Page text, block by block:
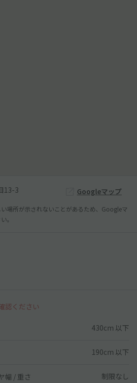
13-3 Googleマップ
場所が示されないことがあるため、Googleマ
。
認ください
430cm 以下
190cm 以下
幅 /重さ 制限なし